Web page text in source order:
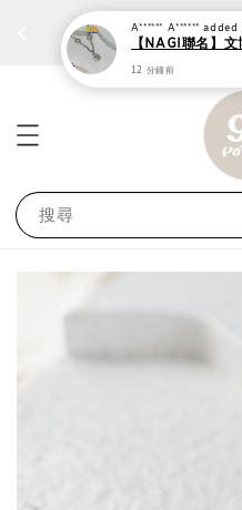
個性鋼戒任兩件
搜尋
A****** A******
【NAGI聯名】
12 分鐘前